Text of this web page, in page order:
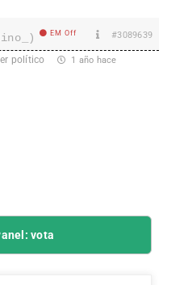
EM Off #3089639
político 1 año hace
vota